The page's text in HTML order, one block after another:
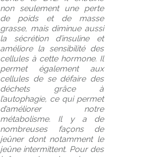
non seulement une perte
de poids et de masse
grasse, mais diminue aussi
la sécrétion d’insuline et
améliore la sensibilité des
cellules à cette hormone. Il
permet également aux
cellules de se défaire des
déchets grâce à
l’autophagie, ce qui permet
d’améliorer notre
métabolisme. Il y a de
nombreuses façons de
jeûner dont notamment le
jeûne intermittent. Pour des